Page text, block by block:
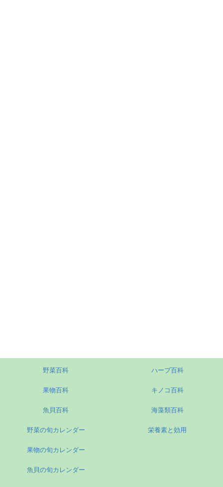
野菜百科
果物百科
魚貝百科
ハーブ百科
キノコ百科
海藻類百科
野菜の旬カレンダー
果物の旬カレンダー
魚貝の旬カレンダー
栄養素と効用